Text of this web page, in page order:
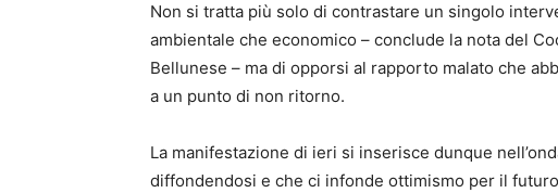
Non si tratta più solo di contrastare un singolo
ambientale che economico – conclude la nota del
Bellunese – ma di opporsi al rapporto malato che
a un punto di non ritorno.
La manifestazione di ieri si inserisce dunque
diffondendosi e che ci infonde ottimismo per il